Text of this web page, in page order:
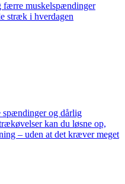
færre muskelspændinger
stræk i hverdagen
spændinger og dårlig
kan du løsne op,
– uden at det kræver meget